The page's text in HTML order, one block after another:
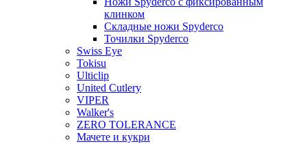
клинком
Складные ножи Spyderco
Точилки Spyderco
Swiss Eye
Tokisu
Ulticlip
United Cutlery
VIPER
Walker's
ZERO TOLERANCE
Мачете и кукри